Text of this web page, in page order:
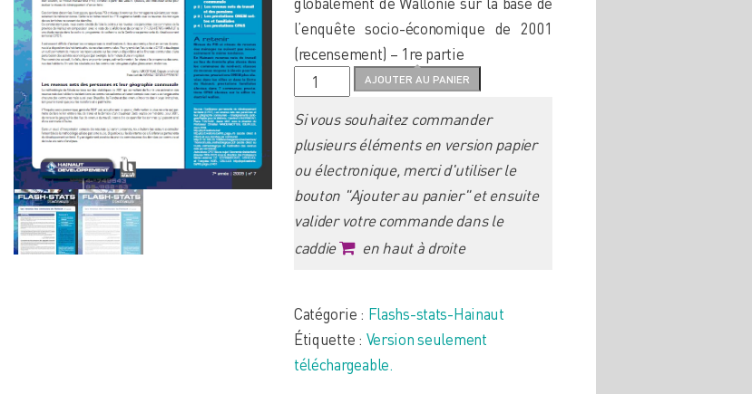
l’enquête socio-économique de 2001
(recensement) – 1re partie
quantité
de
Flash-
stats-
Hainaut
2009/07
-
Les
des
communes
du
AJOUTER AU PANIER
Si vous souhaitez commander
plusieurs éléments en version papier
ou électronique, merci d'utiliser le
bouton "Ajouter au panier" et ensuite
valider votre commande dans le
caddie
en haut à droite
Catégorie : Flashs-stats-Hainaut
Étiquette : Version seulement
téléchargeable.